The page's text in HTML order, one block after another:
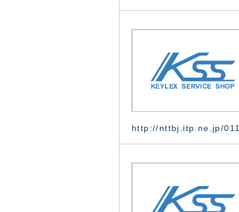
http://nttbj.itp.ne.jp/